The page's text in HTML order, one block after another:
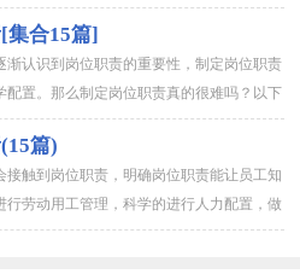
供参考，欢迎大家阅读。美术...
集合15篇]
认识到岗位职责的重要性，制定岗位职责
置。那么制定岗位职责真的很难吗？以下
位职责，希望对大家有所帮助...
篇)
触到岗位职责，明确岗位职责能让员工知
劳动用工管理，科学的进行人力配置，做
岗位职责才是有效的呢？下面...